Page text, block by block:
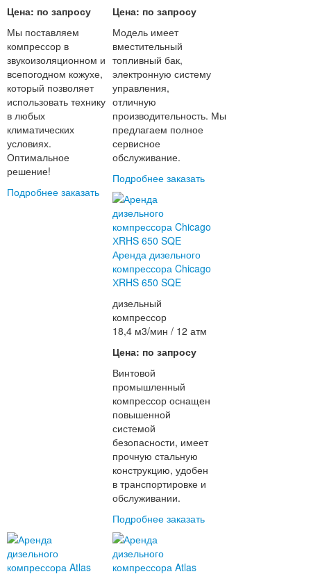
Цена: по запросу
Мы поставляем
компрессор в
звукоизоляционном и
всепогодном кожухе,
который позволяет
использовать технику
в любых
климатических
условиях.
Оптимальное
решение!
Подробнее заказать
Цена: по запросу
Модель имеет
вместительный
топливный бак,
электронную систему
управления,
отличную
производительность. Мы
предлагаем полное
сервисное
обслуживание.
Подробнее заказать
Аренда дизельного
компрессора Chicago
ХRHS 650 SQE
дизельный
компрессор
18,4 м3/мин / 12 атм
Цена: по запросу
Винтовой
промышленный
компрессор оснащен
повышенной
системой
безопасности, имеет
прочную стальную
конструкцию, удобен
в транспортировке и
обслуживании.
Подробнее заказать